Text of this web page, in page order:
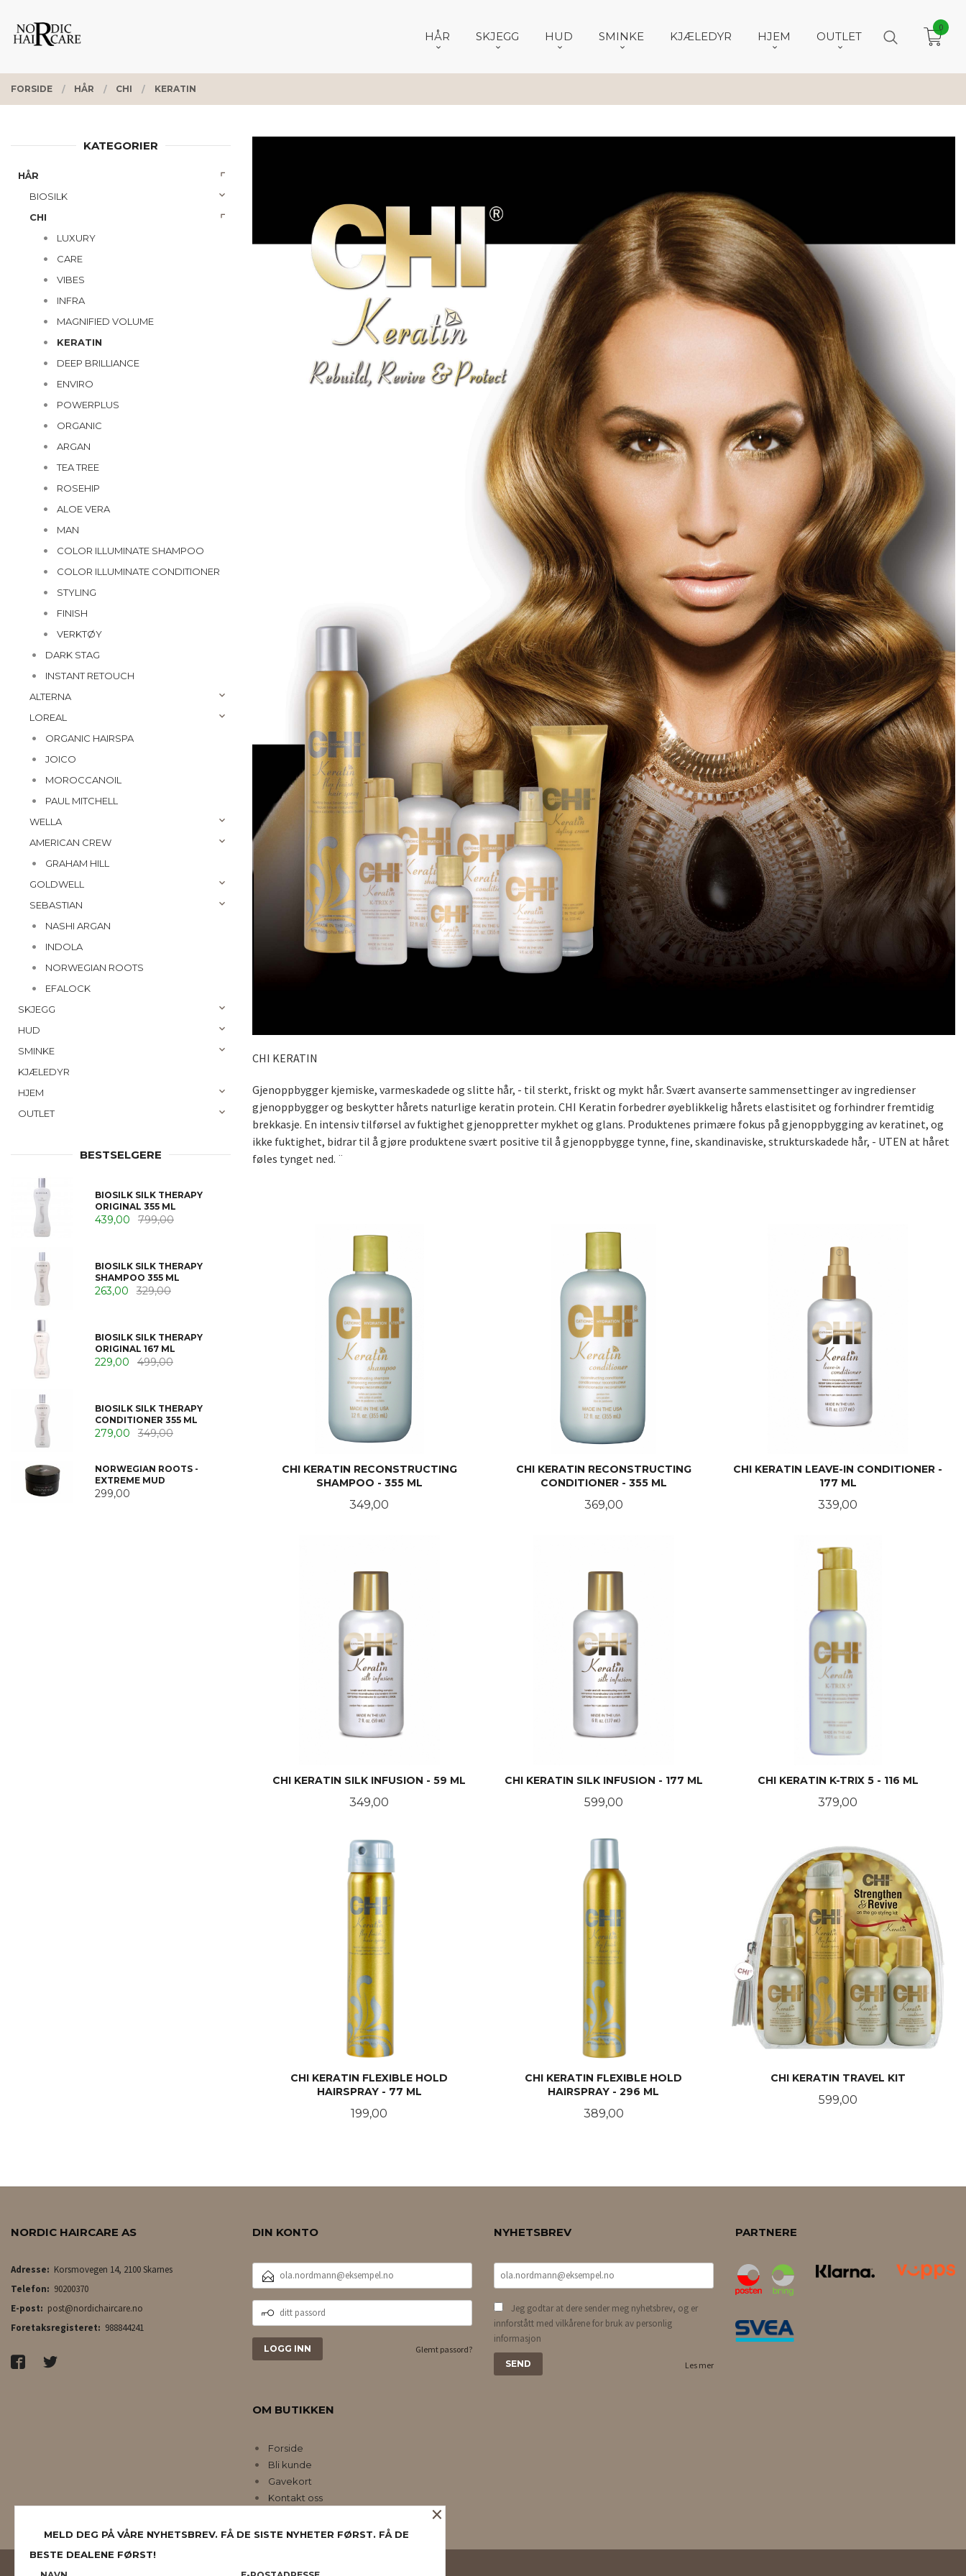
innholdet
PRODUKTER
HÅR SKJEGG HUD SMINKE KJÆLEDYR HJEM OUTLET
0
FORSIDE HÅR CHI KERATIN
CHI KERATIN
Gjenoppbygger kjemiske, varmeskadede og slitte hår, - til sterkt, friskt og mykt hår. Svært avanserte sammensettinger av ingredienser
gjenoppbygger og beskytter hårets naturlige keratin protein. CHI Keratin forbedrer øyeblikkelig hårets elastisitet og forhindrer fremtidig
brekkasje. En intensiv tilførsel av fuktighet gjenoppretter mykhet og glans. Produktenes primære fokus på gjenoppbygging av keratinet, og
ikke fuktighet, bidrar til å gjøre produktene svært positive til å gjenoppbygge tynne, fine, skandinaviske, strukturskadede hår, - UTEN at håret
føles tynget ned. ¨
CHI KERATIN RECONSTRUCTING
SHAMPOO - 355 ML
Pris
349,00
CHI KERATIN RECONSTRUCTING
CONDITIONER - 355 ML
Pris
369,00
CHI KERATIN LEAVE-IN CONDITIONER -
177 ML
Pris
339,00
CHI KERATIN SILK INFUSION - 59 ML
Pris
349,00
KJØP
CHI KERATIN SILK INFUSION - 177 ML
Pris
599,00
KJØP
CHI KERATIN K-TRIX 5 - 116 ML
Pris
379,00
CHI KERATIN FLEXIBLE HOLD
HAIRSPRAY - 77 ML
Pris
199,00
CHI KERATIN FLEXIBLE HOLD
HAIRSPRAY - 296 ML
Pris
389,00
CHI KERATIN TRAVEL KIT
Pris
599,00
KATEGORIER
HÅR
BIOSILK
CHI
LUXURY
CARE
VIBES
INFRA
MAGNIFIED VOLUME
KERATIN
DEEP BRILLIANCE
ENVIRO
POWERPLUS
ORGANIC
ARGAN
TEA TREE
ROSEHIP
ALOE VERA
MAN
COLOR ILLUMINATE SHAMPOO
COLOR ILLUMINATE CONDITIONER
STYLING
FINISH
VERKTØY
DARK STAG
INSTANT RETOUCH
ALTERNA
LOREAL
ORGANIC HAIRSPA
JOICO
MOROCCANOIL
PAUL MITCHELL
WELLA
AMERICAN CREW
GRAHAM HILL
GOLDWELL
SEBASTIAN
NASHI ARGAN
INDOLA
NORWEGIAN ROOTS
EFALOCK
SKJEGG
HUD
SMINKE
KJÆLEDYR
HJEM
OUTLET
BESTSELGERE
BIOSILK SILK THERAPY
ORIGINAL 355 ML
439,00 799,00
BIOSILK SILK THERAPY
SHAMPOO 355 ML
263,00 329,00
BIOSILK SILK THERAPY
ORIGINAL 167 ML
229,00 499,00
BIOSILK SILK THERAPY
CONDITIONER 355 ML
279,00 349,00
NORWEGIAN ROOTS -
EXTREME MUD
299,00
NORDIC HAIRCARE AS
Adresse: Korsmovegen 14, 2100 Skarnes
Telefon: 90200370
E-post: post@nordichaircare.no
Foretaksregisteret: 988844241
DIN KONTO
E-
POSTADRESSE
DITT
PASSORD
Glemt passord?
OM BUTIKKEN
Forside
Bli kunde
Gavekort
Kontakt oss
NYHETSBREV
Jeg godtar at dere sender meg nyhetsbrev, og er
innforstått med vilkårene for bruk av personlig
informasjon
Les mer
PARTNERE
×
MELD DEG PÅ VÅRE NYHETSBREV. FÅ DE SISTE NYHETER FØRST. FÅ DE
BESTE DEALENE FØRST!